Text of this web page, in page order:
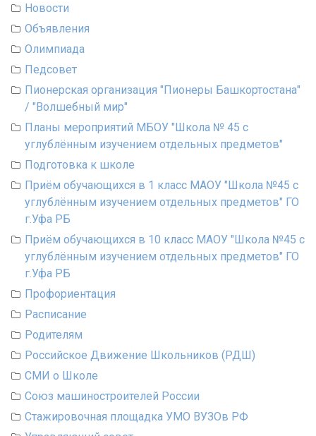
Новости
Объявления
Олимпиада
Педсовет
Пионерская организация "Пионеры Башкортостана"
/ "Волшебный мир"
Планы мероприятий МБОУ "Школа № 45 с
углублённым изучением отдельных предметов"
Подготовка к школе
Приём обучающихся в 1 класс МАОУ "Школа №45 с
углублённым изучением отдельных предметов" ГО
г.Уфа РБ
Приём обучающихся в 10 класс МАОУ "Школа №45 с
углублённым изучением отдельных предметов" ГО
г.Уфа РБ
Профориентация
Расписание
Родителям
Российское Движение Школьников (РДШ)
СМИ о Школе
Союз машиностроителей России
Стажировочная площадка УМО ВУЗОв РФ